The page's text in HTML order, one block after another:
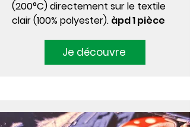
(200°C) directement sur le textile
clair (100% polyester). àpd 1 pièce
Je découvre